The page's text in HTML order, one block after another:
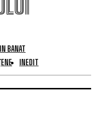
BANAT
INEDIT